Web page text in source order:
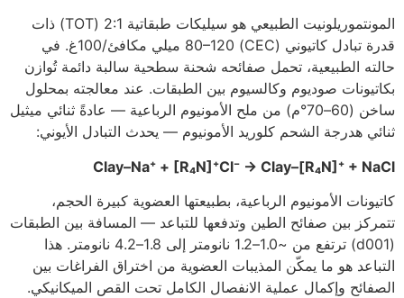
المونتموريلونيت الطبيعي هو سيليكات طبقاتية 2:1 (TOT) ذات
قدرة تبادل كاتيوني (CEC) 80–120 ميلي مكافئ/100غ. في
حالته الطبيعية، تحمل صفائحه شحنة سطحية سالبة دائمة تُوازن
بكاتيونات صوديوم وكالسيوم بين الطبقات. عند معالجته بمحلول
ساخن (60–70°م) من ملح الأمونيوم الرباعية — عادةً ثنائي ميثيل
ثنائي هدرجة الشحم كلوريد الأمونيوم — يحدث التبادل الأيوني:
Clay–Na⁺ + [R₄N]⁺Cl⁻ → Clay–[R₄N]⁺ + NaCl
كاتيونات الأمونيوم الرباعية، بطبيعتها العضوية كبيرة الحجم،
تتمركز بين صفائح الطين وتدفعها للتباعد — المسافة بين الطبقات
(d001) ترتفع من ~1.0–1.2 نانومتر إلى 1.8–4.2 نانومتر. هذا
التباعد هو ما يمكّن المذيبات العضوية من اختراق الفراغات بين
الصفائح وإكمال عملية الانفصال الكامل تحت القص الميكانيكي.